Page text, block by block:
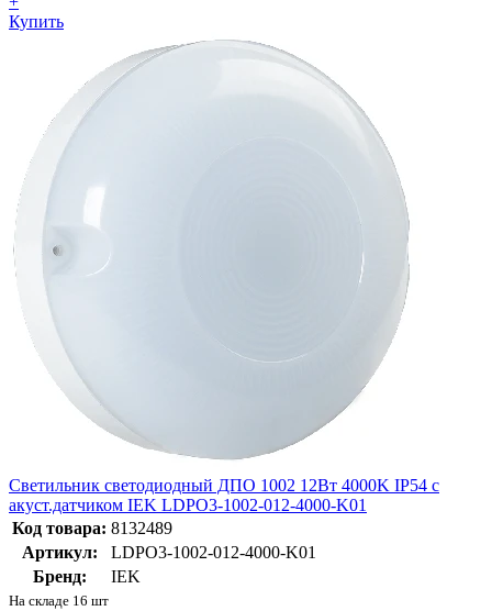
Купить
Светильник светодиодный ДПО 1002 12Вт 4000K IP54 с
акуст.датчиком IEK LDPO3-1002-012-4000-K01
Код товара: 8132489
Артикул:
LDPO3-1002-012-4000-K01
Бренд:
IEK
На складе 16 шт